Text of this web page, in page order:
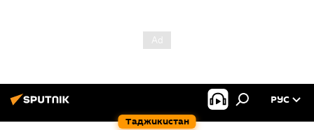
Таджикистан
РУС